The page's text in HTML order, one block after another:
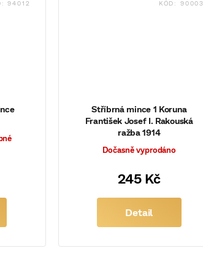
94012
Stříbrná mince 1 Koruna
František Josef I. Rakouská
ražba 1914
Dočasně vyprodáno
245 Kč
Detail
KÓD: 90003